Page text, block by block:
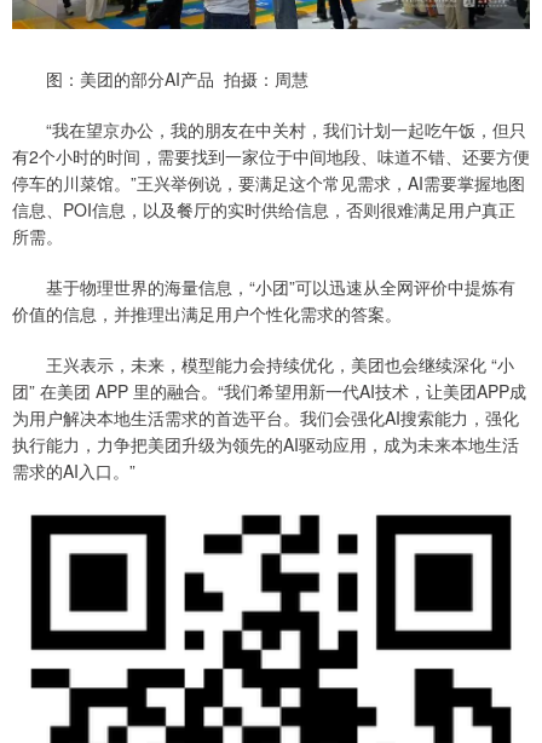
图：美团的部分AI产品 拍摄：周慧
“我在望京办公，我的朋友在中关村，我们计划一起吃午饭，但只
有2个小时的时间，需要找到一家位于中间地段、味道不错、还要方便
停车的川菜馆。”王兴举例说，要满足这个常见需求，AI需要掌握地图
信息、POI信息，以及餐厅的实时供给信息，否则很难满足用户真正
所需。
基于物理世界的海量信息，“小团”可以迅速从全网评价中提炼有
价值的信息，并推理出满足用户个性化需求的答案。
王兴表示，未来，模型能力会持续优化，美团也会继续深化 “小
团” 在美团 APP 里的融合。“我们希望用新一代AI技术，让美团APP成
为用户解决本地生活需求的首选平台。我们会强化AI搜索能力，强化
执行能力，力争把美团升级为领先的AI驱动应用，成为未来本地生活
需求的AI入口。”